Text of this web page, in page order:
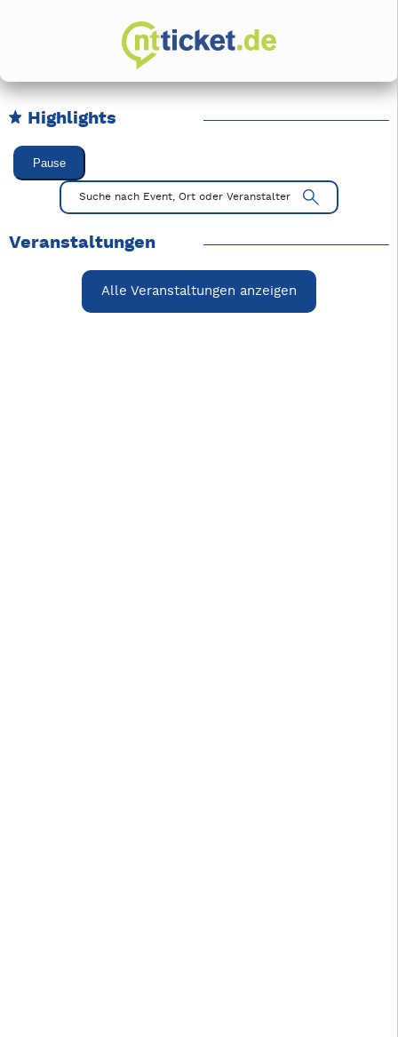
Highlights
Karussell Veranstaltungen überspringen
Pause
Mit Tab zu den Steuerelementen wechseln. Mit Pfeiltasten
Suche nach Event, Ort oder Veranstalter
Veranstaltungen
Alle Veranstaltungen anzeigen